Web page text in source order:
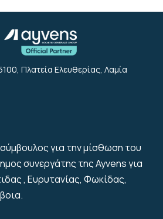
Πλατεία Ελευθερίας, Λαμία
για την μίσθωση του
συνεργάτης της Ayvens για
, Ευρυτανίας, Φωκίδας,